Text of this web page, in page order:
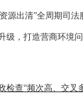
源出清”全周期司
，打造营商环境
查“频次高、交叉